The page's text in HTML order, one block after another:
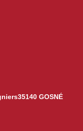
35140 GOSNÉ